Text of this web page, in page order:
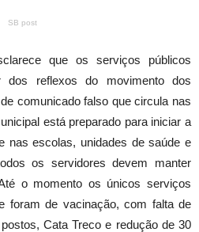
SB post
que os serviços públicos
dos reflexos do movimento dos
comunicado falso que circula nas
está preparado para iniciar a
nas escolas, unidades de saúde e
os servidores devem manter
o momento os únicos serviços
foram de vacinação, com falta de
Cata Treco e redução de 30